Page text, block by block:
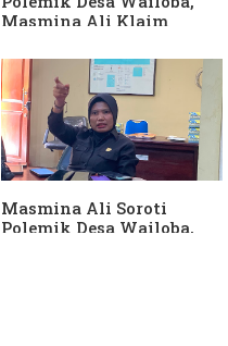
Masmina Ali Klaim
Keterlibatan Ketua PKB
Sula
Masmina Ali Soroti
Polemik Desa Wailoba,